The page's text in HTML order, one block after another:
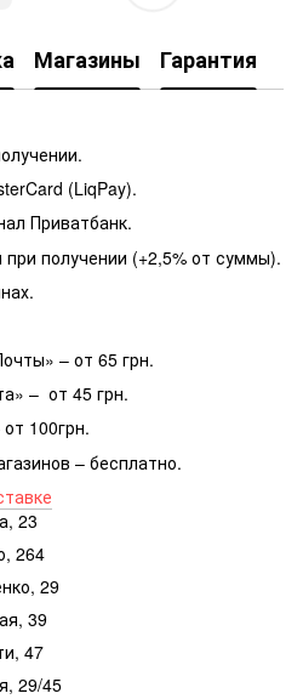
Магазины Гарантия
(LiqPay).
Приватбанк.
получении (+2,5% от суммы).
– от 65 грн.
– от 45 грн.
100грн.
– бесплатно.
23
264
29
39
47
29/45